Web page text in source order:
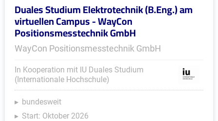
Duales Studium Elektrotechnik (B.Eng.) am
virtuellen Campus - WayCon
Positionsmesstechnik GmbH
WayCon Positionsmesstechnik GmbH
In Kooperation mit IU Duales Studium
(Internationale Hochschule)
bundesweit
Start: Oktober 2026